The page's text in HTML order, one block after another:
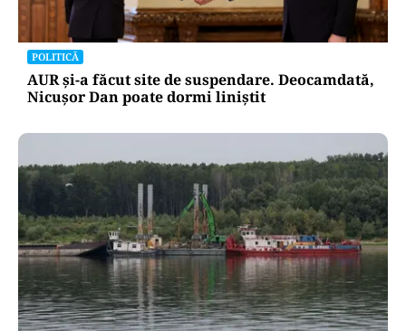
POLITICĂ
AUR și-a făcut site de suspendare. Deocamdată,
Nicușor Dan poate dormi liniștit